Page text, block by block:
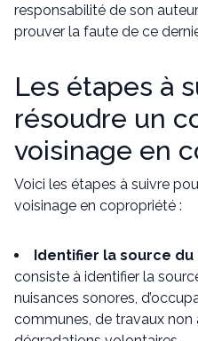
responsabilité de son
prouver la faute de ce
Les étapes à
résoudre un
voisinage en
Voici les étapes à suivre
voisinage en copropriété :
Identifier la source
consiste à identifier la
nuisances sonores,
communes, de travaux non